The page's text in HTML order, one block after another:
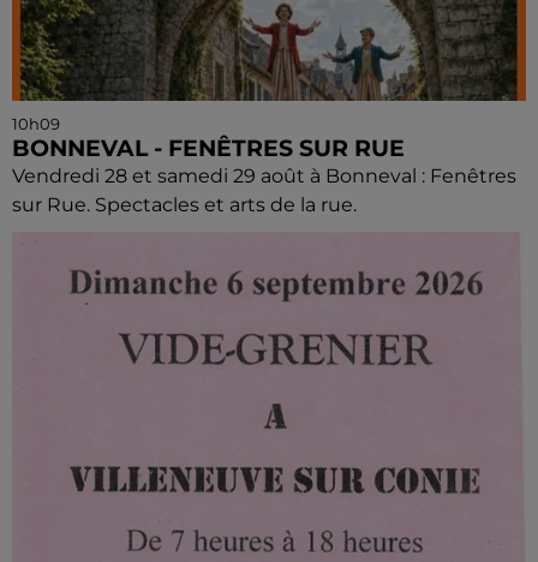
10h09
BONNEVAL - FENÊTRES SUR RUE
Vendredi 28 et samedi 29 août à Bonneval : Fenêtres
sur Rue. Spectacles et arts de la rue.